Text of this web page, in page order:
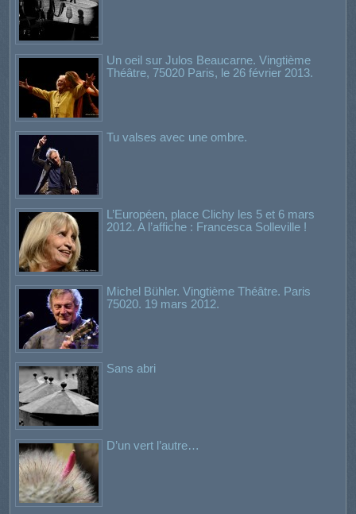
Un oeil sur Julos Beaucarne. Vingtième
Théâtre, 75020 Paris, le 26 février 2013.
Tu valses avec une ombre.
L’Européen, place Clichy les 5 et 6 mars
2012. A l’affiche : Francesca Solleville !
Michel Bühler. Vingtième Théâtre. Paris
75020. 19 mars 2012.
Sans abri
D’un vert l’autre…